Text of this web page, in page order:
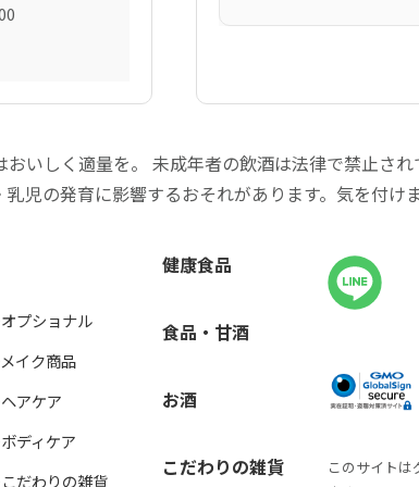
いしく適量を。 未成年者の飲酒は法律で禁止され
児の発育に影響するおそれがあります。気を付けま
プショナル
イク商品
アケア
ディケア
だわりの雑貨
健康食品
食品・甘酒
お酒
こだわりの雑貨
このサイト